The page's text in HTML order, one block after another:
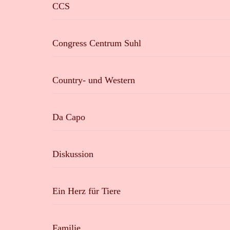
CCS
Congress Centrum Suhl
Country- und Western
Da Capo
Diskussion
Ein Herz für Tiere
Familie